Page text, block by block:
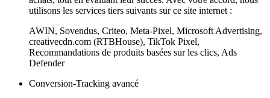
utilisons les services tiers suivants sur ce site internet :
AWIN, Sovendus, Criteo, Meta-Pixel, Microsoft Advertising,
creativecdn.com (RTBHouse), TikTok Pixel,
Recommandations de produits basées sur les clics, Ads
Defender
Conversion-Tracking avancé